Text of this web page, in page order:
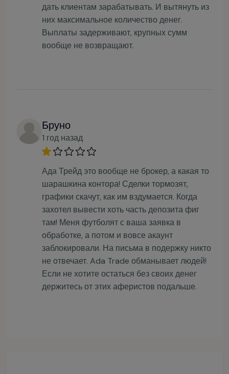
дать клиентам зарабатывать. И вытянуть из
них максимальное количество денег.
Выплаты задерживают, крупных сумм
вообще не возвращают.
Бруно
1 год назад
Ада Трейд это вообще не брокер, а какая то
шарашкина контора! Сделки тормозят,
графики скачут, как им вздумается. Когда
захотел вывести хоть часть депозита фиг
там! Меня футболят с ваша заявка в
обработке, а потом и вовсе акаунт
заблокировали. На письма в подержку никто
не отвечает. Ada Trade обманывает людей!
Если не хотите остаться без своих денег
держитесь от этих аферистов подальше.